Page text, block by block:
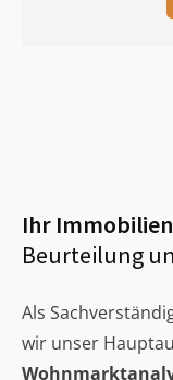
Ihr
Beurteilung
Als
wir unser